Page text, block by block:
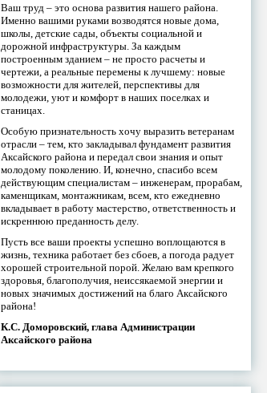
Ваш труд – это основа развития нашего района.
Именно вашими руками возводятся новые дома,
школы, детские сады, объекты социальной и
дорожной инфраструктуры. За каждым
построенным зданием – не просто расчеты и
чертежи, а реальные перемены к лучшему: новые
возможности для жителей, перспективы для
молодежи, уют и комфорт в наших поселках и
станицах.
Особую признательность хочу выразить ветеранам
отрасли – тем, кто закладывал фундамент развития
Аксайского района и передал свои знания и опыт
молодому поколению. И, конечно, спасибо всем
действующим специалистам – инженерам, прорабам,
каменщикам, монтажникам, всем, кто ежедневно
вкладывает в работу мастерство, ответственность и
искреннюю преданность делу.
Пусть все ваши проекты успешно воплощаются в
жизнь, техника работает без сбоев, а погода радует
хорошей строительной порой. Желаю вам крепкого
здоровья, благополучия, неиссякаемой энергии и
новых значимых достижений на благо Аксайского
района!
К.С. Доморовский, глава Администрации
Аксайского района